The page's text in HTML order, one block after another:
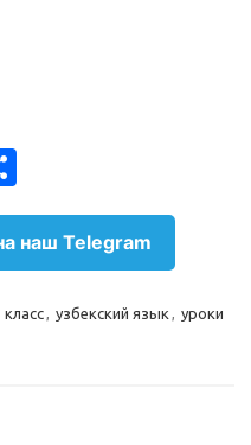
т
п
р
а
наш Telegram
класс узбекский язык
уроки